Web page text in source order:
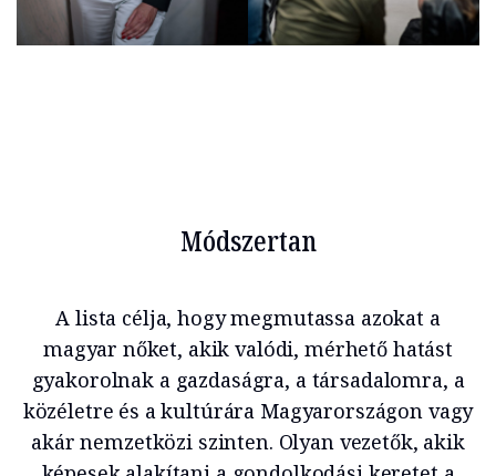
Módszertan
A lista célja, hogy megmutassa azokat a
magyar nőket, akik valódi, mérhető hatást
gyakorolnak a gazdaságra, a társadalomra, a
közéletre és a kultúrára Magyarországon vagy
akár nemzetközi szinten. Olyan vezetők, akik